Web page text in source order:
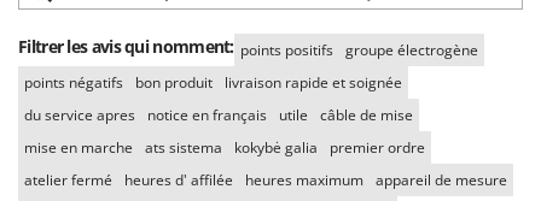
Filtrer les avis qui nomment: points positifs
groupe électrogène
points négatifs
bon produit
livraison rapide et soignée
du service apres
notice en français utile
câble de mise
mise en marche
ats sistema kokybė galia
premier ordre
atelier fermé
heures d' affilée heures maximum appareil de mesure